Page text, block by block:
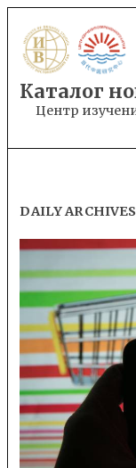
to
content
Каталог
Центр
DAILY